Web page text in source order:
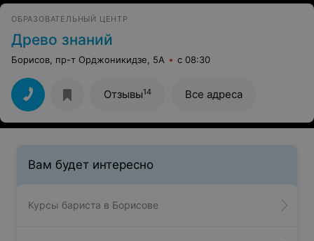
ОБРАЗОВАТЕЛЬНЫЙ ЦЕНТР
Древо знаний
Борисов, пр-т Орджоникидзе, 5А с 08:30
Отзывы14 Все адреса
Вам будет интересно
Курсы бариста в Борисове